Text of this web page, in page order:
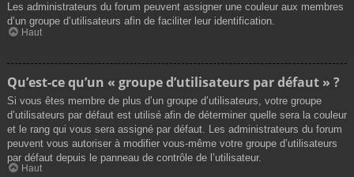
Les administrateurs du forum peuvent assigner une couleur aux membres
d’un groupe d’utilisateurs afin de faciliter leur identification.
Haut
Qu’est-ce qu’un « groupe d’utilisateurs par défaut » ?
Si vous êtes membre de plus d’un groupe d’utilisateurs, votre groupe
d’utilisateurs par défaut est utilisé afin de déterminer quelle sera la couleur
et le rang qui vous sera assigné par défaut. Les administrateurs du forum
peuvent vous autoriser à modifier vous-même votre groupe d’utilisateurs
par défaut depuis le panneau de contrôle de l’utilisateur.
Haut